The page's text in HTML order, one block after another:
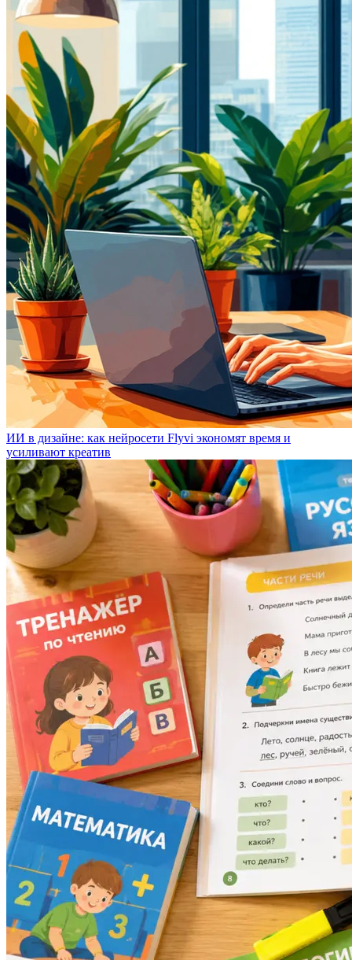
ИИ в дизайне: как нейросети Flyvi экономят время и
усиливают креатив